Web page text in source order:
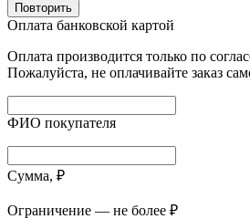
Повторить
Оплата банковской картой
Оплата производится только по
Пожалуйста, не оплачивайте заказ
ФИО покупателя
Сумма, ₽
Ограничение — не более ₽